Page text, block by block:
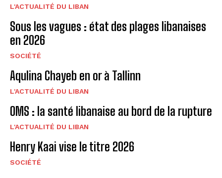
L'ACTUALITÉ DU LIBAN
Sous les vagues : état des plages libanaises
en 2026
SOCIÉTÉ
Aqulina Chayeb en or à Tallinn
L'ACTUALITÉ DU LIBAN
OMS : la santé libanaise au bord de la rupture
L'ACTUALITÉ DU LIBAN
Henry Kaai vise le titre 2026
SOCIÉTÉ